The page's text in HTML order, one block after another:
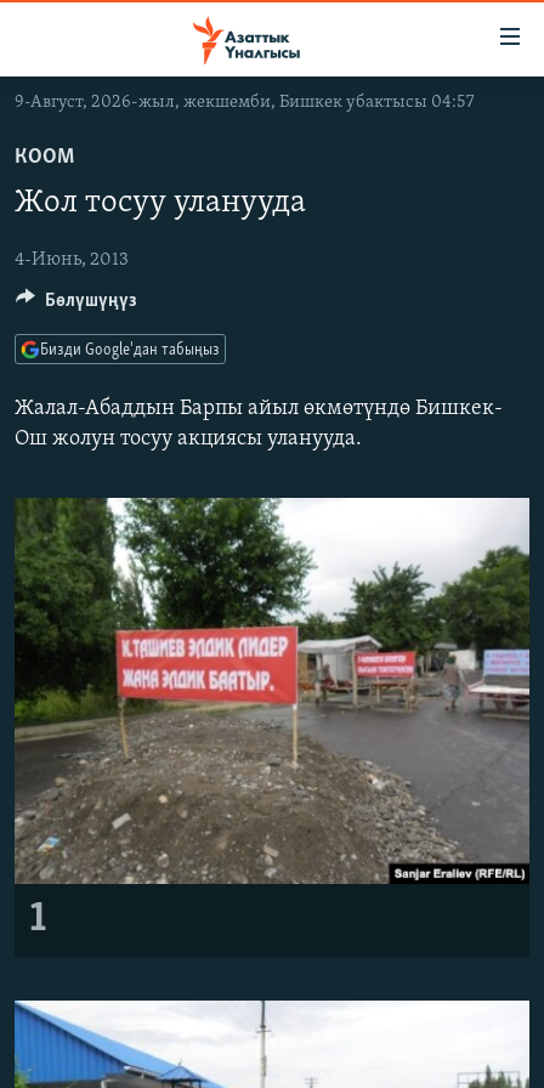
Навигацияга
өтүңүз
салыңызКЫРГЫЗСТАН
САЯСАТ
ЭКОНОМИКА
МАДАНИЯТ
ДҮЙНӨ
ДҮЙНӨ
БОРБОР АЗИЯ
УКРАИНА
АТАЙЫН ИЛИКТӨӨ
ТВ ПРОГРАММАЛАР
БҮГҮН АЗАТТЫКТА
ЭКСПЕРТТЕР ТАЛДАЙТ
ДАНИСТЕ
ЭЖЕ-СИҢДИЛЕР
АЗАТТЫК+
ЫҢГАЙСЫЗ СУРООЛОР
ПОДКАСТ
ӨЗГӨЧӨ ПИКИР
Русский
ОНЛАЙН ШЕРИНЕ
ЭЕ/АРнун бардык сайттары
9-Август, 2026-жыл, жекшемби, Бишкек убактысы 04:57
КООМ
Жол тосуу уланууда
4-Июнь, 2013
Жалал-Абаддын Барпы айыл өкмөтүндө Бишкек-
Ош жолун тосуу акциясы уланууда.
1
Бөлүшүңүз
Бизди Google'дан табыңыз